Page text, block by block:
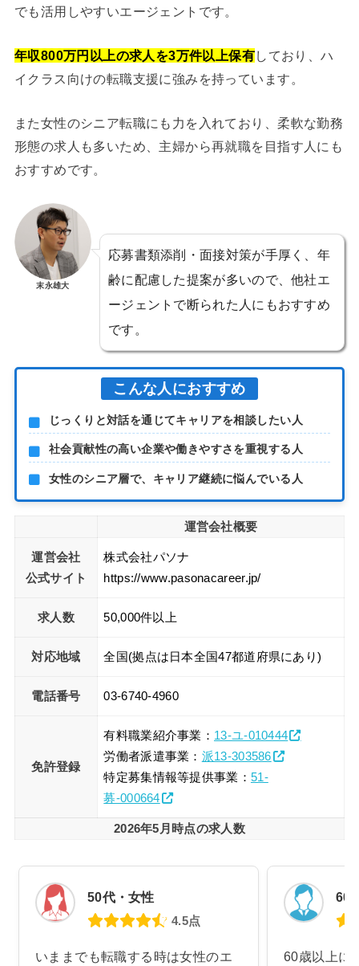
でも活用しやすいエージェントです。
年収800万円以上の求人を3万件以上保有しており、ハ
イクラス向けの転職支援に強みを持っています。
また女性のシニア転職にも力を入れており、柔軟な勤務
形態の求人も多いため、主婦から再就職を目指す人にも
おすすめです。
末永雄大
応募書類添削・面接対策が手厚く、年
齢に配慮した提案が多いので、他社エ
ージェントで断られた人にもおすすめ
です。
こんな人におすすめ
じっくりと対話を通じてキャリアを相談したい人
社会貢献性の高い企業や働きやすさを重視する人
女性のシニア層で、キャリア継続に悩んでいる人
運営会社概要
運営会社
公式サイト
株式会社パソナ
https://www.pasonacareer.jp/
求人数 50,000件以上
対応地域 全国(拠点は日本全国47都道府県にあり)
電話番号 03-6740-4960
免許登録
有料職業紹介事業： 13-ユ-010444
労働者派遣事業： 派13-303586
特定募集情報等提供事業： 51-
募-000664
2026年5月時点の求人数
50代・女性
4.5点
いままでも転職する時は女性のエ
60
60歳以上に